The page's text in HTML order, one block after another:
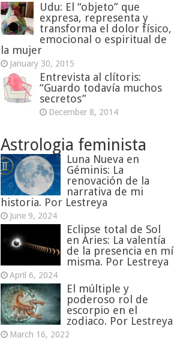
Udu: El “objeto” que
expresa, representa y
transforma el dolor físico,
emocional o espiritual de
la mujer
January 30, 2015
Entrevista al clítoris:
“Guardo todavía muchos
secretos”
December 8, 2014
Astrologia feminista
Luna Nueva en
Géminis: La
renovación de la
narrativa de mi
historia. Por Lestreya
June 9, 2024
Eclipse total de Sol
en Aries: La valentía
de la presencia en mí
misma. Por Lestreya
April 6, 2024
El múltiple y
poderoso rol de
escorpio en el
zodiaco. Por Lestreya
March 16, 2022